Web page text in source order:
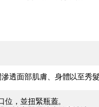
透面部肌膚、身體以至秀髮
位，並扭緊瓶蓋。